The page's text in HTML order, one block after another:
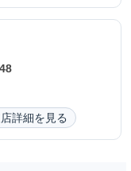
詳細を見る